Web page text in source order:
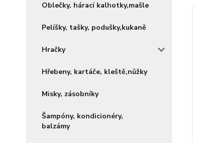
Oblečky, hárací kalhotky,mašle
Pelíšky, tašky, podušky,kukaně
Hračky
Hřebeny, kartáče, kleště,nůžky
Misky, zásobníky
Šampóny, kondicionéry,
balzámy